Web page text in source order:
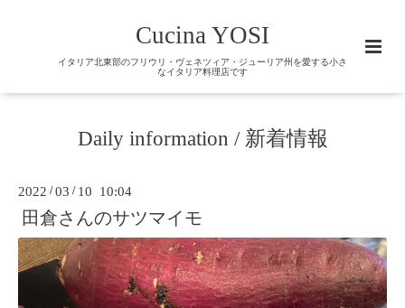
Cucina YOSI
イタリア北東部のフリウリ・ヴェネツィア・ジューリア州を愛する小さ
なイタリア料理店です
Daily information / 新着情報
2022 /03 / 10 10:04
田倉さんのサツマイモ